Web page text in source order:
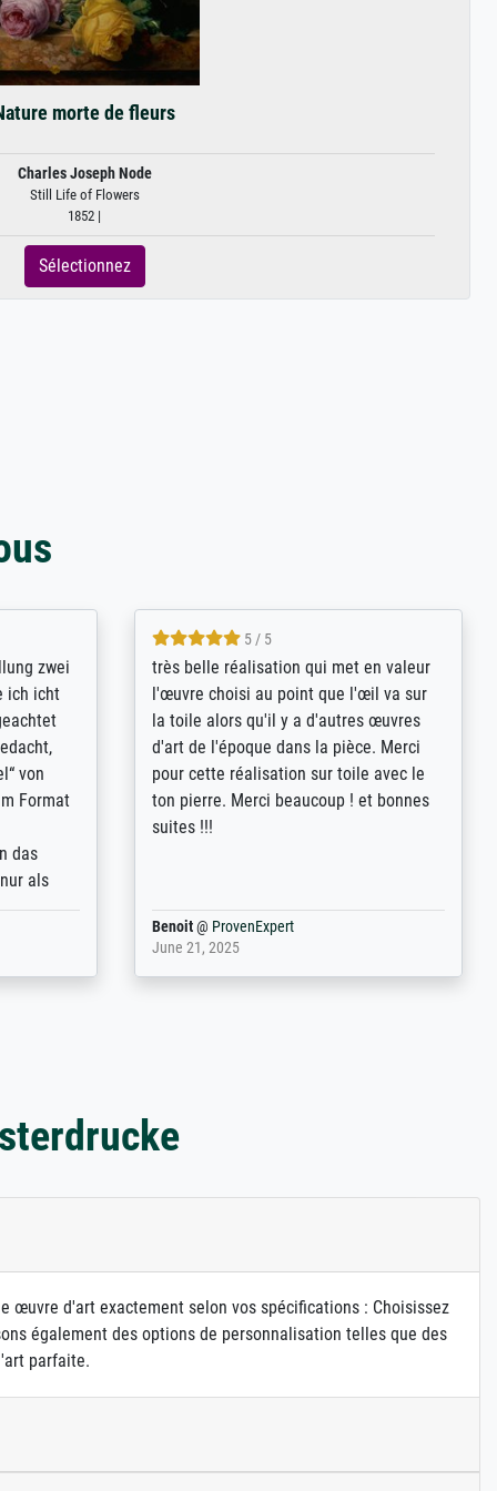
morte de fleurs
Charles Joseph Node
Still Life of Flowers
1852 |
Sélectionnez
to
the best
by the
and
in that
5 / 5
eine große Auswahl an Bildern und
deren Reproduktionsmöglichkeiten;
wurde sehr gut durch die einzelnen
Bestellkriterien geführt, verständliche
Erklärungen, z.B. mit Bilddarstellungen,
werde auf jeden Fall meine guten
Erfahrungen weitergeben.
Anonym@ProvenExpert
May 13, 2026
œuvre d'art exactement selon vos spécifications : Choisissez
également des options de personnalisation telles que des
parfaite.